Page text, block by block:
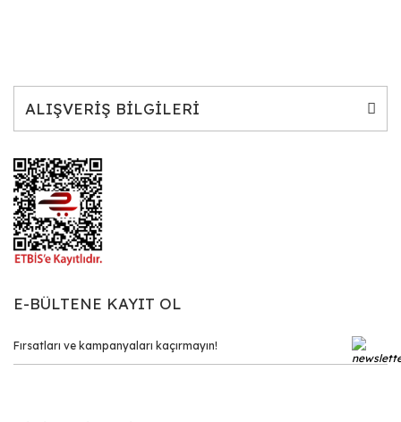
ALIŞVERİŞ BİLGİLERİ
E-BÜLTENE KAYIT OL